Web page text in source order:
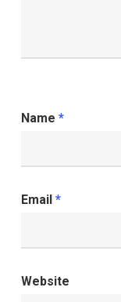
Name *
Email *
Website